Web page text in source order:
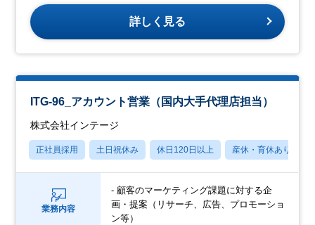
詳しく見る
ITG-96_アカウント営業（国内大手代理店担当）
株式会社インテージ
正社員採用 土日祝休み 休日120日以上 産休・育休あり
業務内容
- 顧客のマーケティング課題に対する企
画・提案（リサーチ、広告、プロモーショ
ン等）